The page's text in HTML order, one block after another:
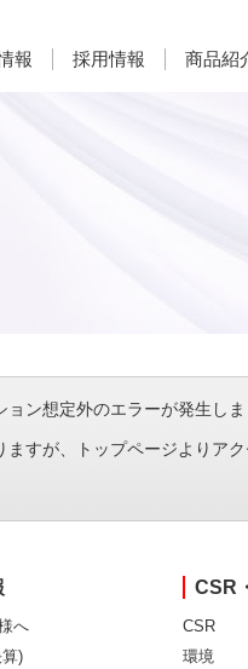
報 採用情報 商品紹
ョン想定外のエラーが発生し
ますが、トップページよりアク
へ
算)
CSR
CSR
環境